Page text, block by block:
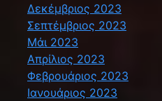
Δεκέμβριος 2023
Σεπτέμβριος 2023
Μάι 2023
Απρίλιος 2023
Φεβρουάριος 2023
Ιανουάριος 2023